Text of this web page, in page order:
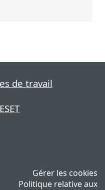
de travail
Gérer les cookies
Politique relative aux